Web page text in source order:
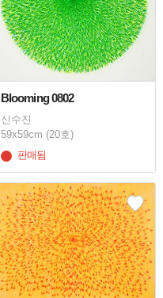
Blooming 0802
신수진
59x59cm (20호)
판매됨